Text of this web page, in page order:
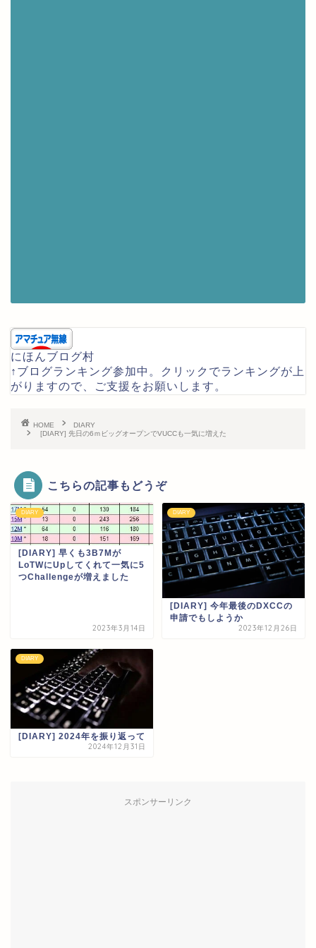
にほんブログ村
↑ブログランキング参加中。クリックでランキングが上
がりますので、ご支援をお願いします。
HOME
DIARY
[DIARY] 先日の6ｍビッグオープンでVUCCも一気に増えた
こちらの記事もどうぞ
DIARY
[DIARY] 早くも3B7Mが
LoTWにUpしてくれて一気に5
つChallengeが増えました
2023年3月14日
DIARY
[DIARY] 今年最後のDXCCの
申請でもしようか
2023年12月26日
DIARY
[DIARY] 2024年を振り返って
2024年12月31日
スポンサーリンク